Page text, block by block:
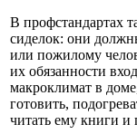
В профстандартах
сиделок: они
или пожилому
их обязанности
макроклимат в
готовить,
читать ему книги и